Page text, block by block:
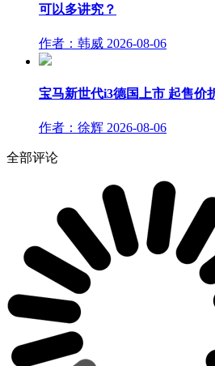
可以多讲究？
作者：韩威 2026-08-06
宝马新世代i3德国上市 起售价
作者：徐辉 2026-08-06
全部评论